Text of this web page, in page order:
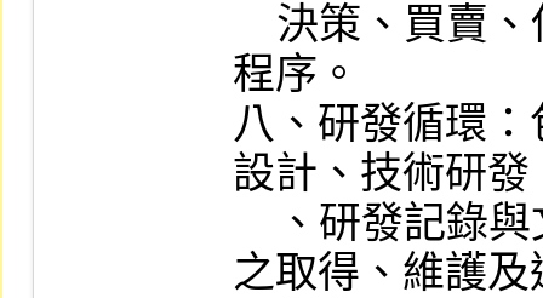
程序。
八、研發循環
設計、技術研
之取得、維護